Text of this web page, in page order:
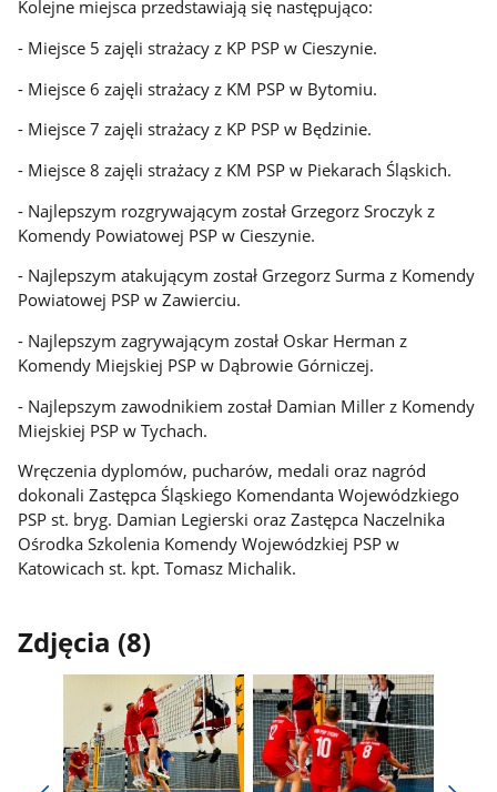
Kolejne miejsca przedstawiają się następująco:
- Miejsce 5 zajęli strażacy z KP PSP w Cieszynie.
- Miejsce 6 zajęli strażacy z KM PSP w Bytomiu.
- Miejsce 7 zajęli strażacy z KP PSP w Będzinie.
- Miejsce 8 zajęli strażacy z KM PSP w Piekarach Śląskich.
- Najlepszym rozgrywającym został Grzegorz Sroczyk z
Komendy Powiatowej PSP w Cieszynie.
- Najlepszym atakującym został Grzegorz Surma z Komendy
Powiatowej PSP w Zawierciu.
- Najlepszym zagrywającym został Oskar Herman z
Komendy Miejskiej PSP w Dąbrowie Górniczej.
- Najlepszym zawodnikiem został Damian Miller z Komendy
Miejskiej PSP w Tychach.
Wręczenia dyplomów, pucharów, medali oraz nagród
dokonali Zastępca Śląskiego Komendanta Wojewódzkiego
PSP st. bryg. Damian Legierski oraz Zastępca Naczelnika
Ośrodka Szkolenia Komendy Wojewódzkiej PSP w
Katowicach st. kpt. Tomasz Michalik.
Zdjęcia (8)